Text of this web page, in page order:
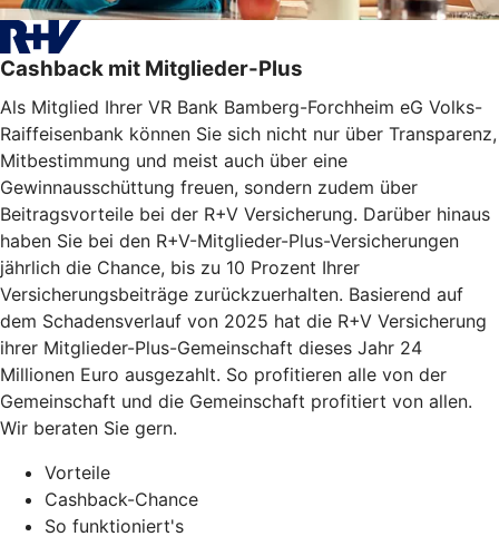
Cashback mit Mitglieder-Plus
Als Mitglied Ihrer VR Bank Bamberg-Forchheim eG Volks-
Raiffeisenbank können Sie sich nicht nur über Transparenz,
Mitbestimmung und meist auch über eine
Gewinnausschüttung freuen, sondern zudem über
Beitragsvorteile bei der R+V Versicherung. Darüber hinaus
haben Sie bei den R+V-Mitglieder-Plus-Versicherungen
jährlich die Chance, bis zu 10 Prozent Ihrer
Versicherungsbeiträge zurückzuerhalten. Basierend auf
dem Schadensverlauf von 2025 hat die R+V Versicherung
ihrer Mitglieder-Plus-Gemeinschaft dieses Jahr 24
Millionen Euro ausgezahlt. So profitieren alle von der
Gemeinschaft und die Gemeinschaft profitiert von allen.
Wir beraten Sie gern.
Vorteile
Cashback-Chance
So funktioniert's